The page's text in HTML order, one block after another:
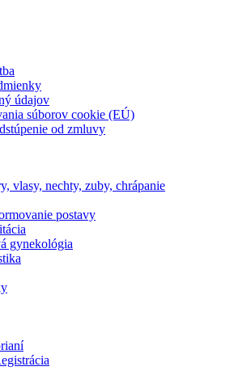
údajov
súborov cookie (EÚ)
od zmluvy
vlasy, nechty, zuby, chrápanie
postavy
gynekológia